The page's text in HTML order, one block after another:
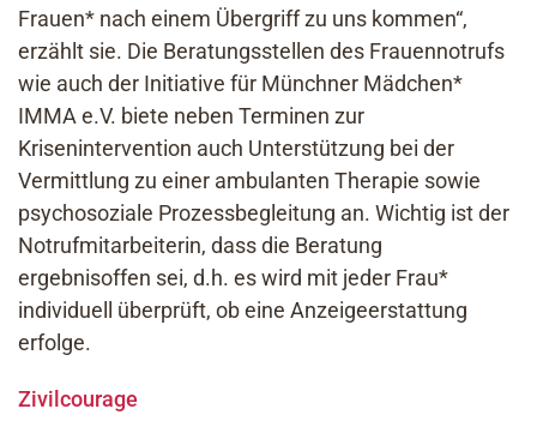
Frauen* nach einem Übergriff zu uns kommen“,
erzählt sie. Die Beratungsstellen des Frauennotrufs
wie auch der Initiative für Münchner Mädchen*
IMMA e.V. biete neben Terminen zur
Krisenintervention auch Unterstützung bei der
Vermittlung zu einer ambulanten Therapie sowie
psychosoziale Prozessbegleitung an. Wichtig ist der
Notrufmitarbeiterin, dass die Beratung
ergebnisoffen sei, d.h. es wird mit jeder Frau*
individuell überprüft, ob eine Anzeigeerstattung
erfolge.
Zivilcourage